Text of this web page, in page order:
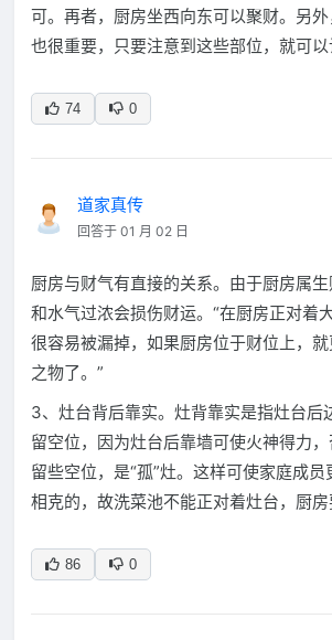
可。再者，厨房坐西向东可以聚财。另
也很重要，只要注意到这些部位，就可以
74 0
道家真传
回答于 01 月 02 日
厨房与财气有直接的关系。由于厨房属
和水气过浓会损伤财运。“在厨房正对着
很容易被漏掉，如果厨房位于财位上，
之物了。”
3、灶台背后靠实。灶背靠实是指灶台后
留空位，因为灶台后靠墙可使火神得力
留些空位，是“孤”灶。这样可使家庭成
相克的，故洗菜池不能正对着灶台，厨房
86 0